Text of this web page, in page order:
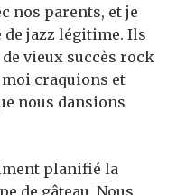
nos parents, et je
de jazz légitime. Ils
vieux succès rock
craquions et
nous dansions
planifié la